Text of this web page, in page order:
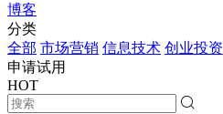
博客
分类
全部 市场营销 信息技术 创业投资
申请试用
HOT